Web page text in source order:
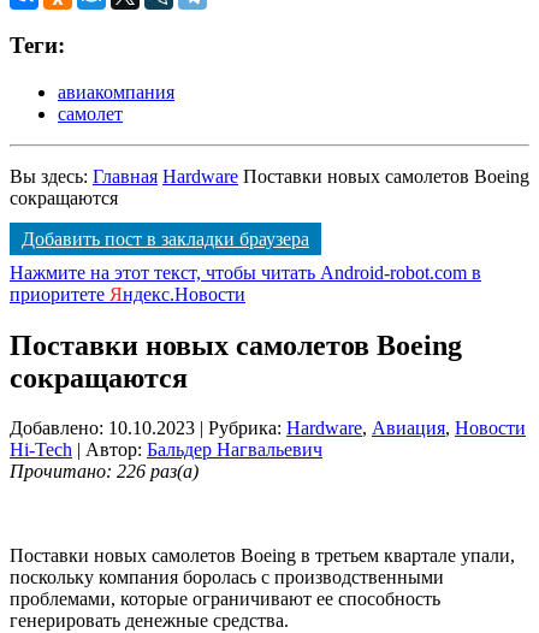
Теги:
авиакомпания
самолет
Вы здесь: Главная Hardware Поставки новых самолетов Boeing
сокращаются
Добавить пост в закладки браузера
Нажмите на этот текст, чтобы читать Android-robot.com в
приоритете Яндекс.Новости
Поставки новых самолетов Boeing
сокращаются
Добавлено: 10.10.2023 | Рубрика: Hardware, Авиация, Новости
Hi-Tech | Автор: Бальдер Нагвальевич
Прочитано: 226 раз(а)
Поставки новых самолетов Boeing в третьем квартале упали,
поскольку компания боролась с производственными
проблемами, которые ограничивают ее способность
генерировать денежные средства.